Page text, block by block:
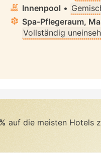
Innenpool •
Spa-Pflegeraum,
Vollständig
auf die meisten Hotels